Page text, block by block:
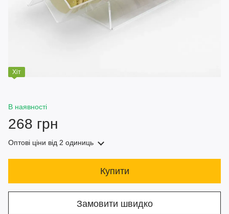
Хіт
В наявності
268 грн
Оптові ціни від 2 одиниць
Купити
Замовити швидко